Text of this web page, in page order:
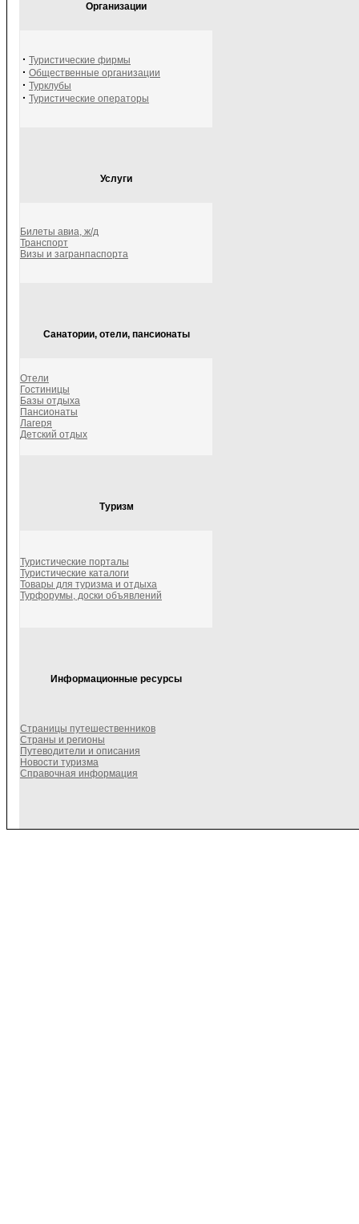
Организации
· Туристические фирмы
· Общественные организации
· Турклубы
· Туристические операторы
Услуги
Билеты авиа, ж/д
Транспорт
Визы и загранпаспорта
Санатории, отели, пансионаты
Отели
Гостиницы
Базы отдыха
Пансионаты
Лагеря
Детский отдых
Туризм
Туристические порталы
Туристические каталоги
Товары для туризма и отдыха
Турфорумы, доски объявлений
Информационные ресурсы
Страницы путешественников
Страны и регионы
Путеводители и описания
Новости туризма
Справочная информация